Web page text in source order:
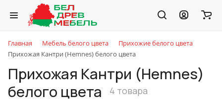
Главная Мебель белого цвета
Прихожие белого цвета
Прихожая Кантри (Hemnes) белого цвета
Прихожая Кантри (Hemnes)
белого цвета
4 товара